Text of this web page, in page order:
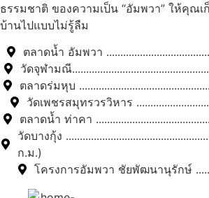
ธรรมชาติ ของความเป็น “อัมพวา” ให้คุณ
บ้านไปแบบไม่รู้ลืม
ตลาดน้ำ อัมพวา
วัดจุฬามณี
ตลาดร่มหุบ
วัดเพชรสมุทรวรวิหาร
ตลาดน้ำ ท่าคา
วัดบางกุ้ง
ก.ม.)
โครงการอัมพวา ชัยพัฒนานุรักษ์